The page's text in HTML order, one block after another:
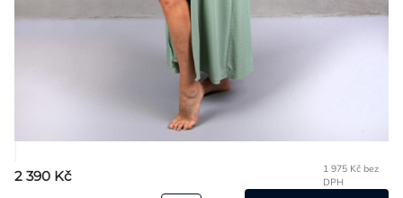
2 390 Kč
1 975 Kč bez
DPH